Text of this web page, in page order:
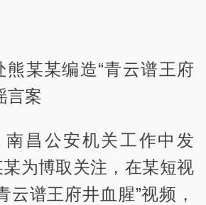
熊某某编造“青云谱王府
言案
南昌公安机关工作中发
为博取关注，在某短视
云谱王府井血腥”视频，